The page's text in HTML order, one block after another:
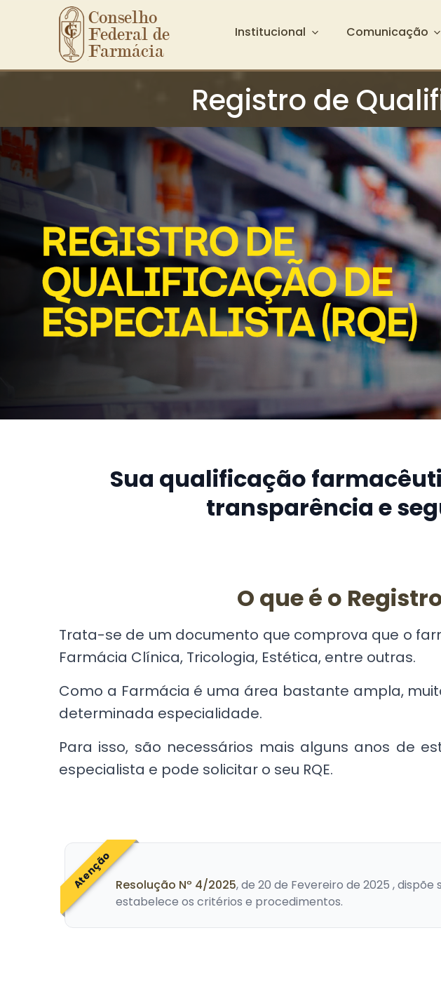
Ir para o conteúdo principal
Conselho
Federal de
Farmácia
Institucional Comunicação
Registro de
Sua qualificação
transparência e
O que é o
Trata-se de um documento que comprova que o
Farmácia Clínica, Tricologia, Estética, entre outras.
Como a Farmácia é uma área bastante ampla,
determinada especialidade.
Para isso, são necessários mais alguns anos de
especialista e pode solicitar o seu RQE.
AtençãoResolução Nº 4/2025, de 20 de Fevereiro de 2025 ,
estabelece os critérios e procedimentos.